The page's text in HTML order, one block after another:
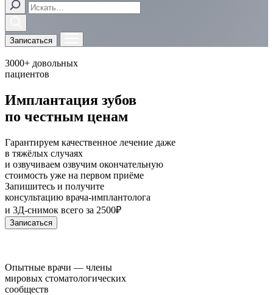
Записаться
3000+ довольных
пациентов
Имплантация зубов
по честным ценам
Гарантируем качественное лечение даже
в тяжёлых случаях
и озвучиваем озвучим окончательную
стоимость уже на первом приёме
Запишитесь и получите
консультацию врача-имплантолога
и 3Д-снимок всего за 2500₽
Записаться
Опытные врачи — члены
мировых стоматологических
сообществ